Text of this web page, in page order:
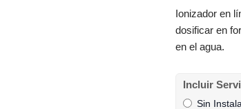
Ionizador en
dosificar en
en el agua.
Incluir
Sin
Ionizador